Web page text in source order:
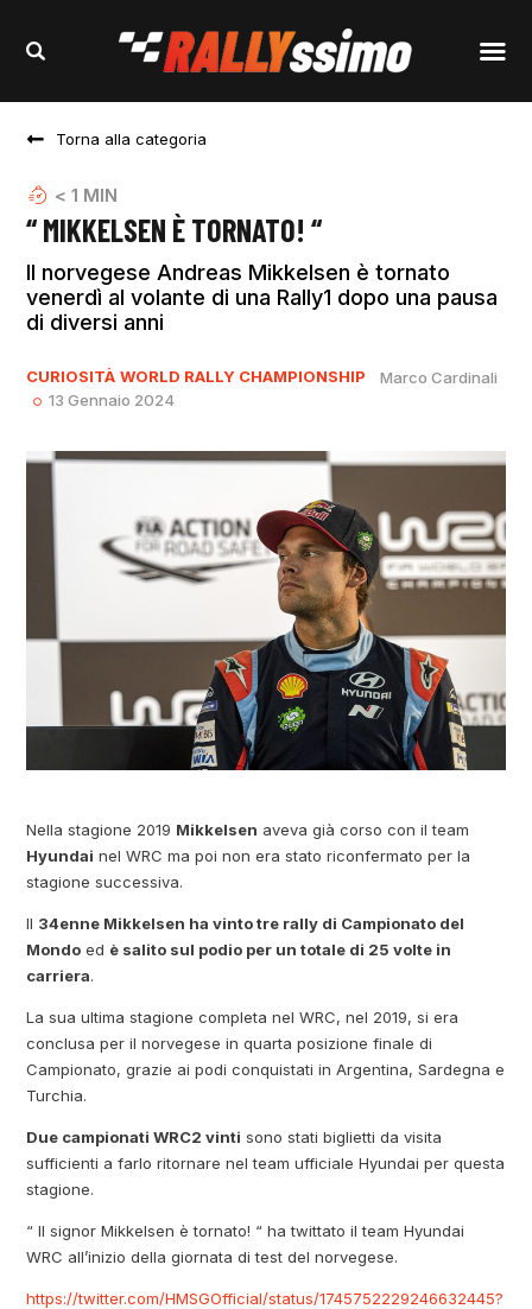
Torna alla categoria
< 1 MIN
“ MIKKELSEN È TORNATO! “
Il norvegese Andreas Mikkelsen è tornato
venerdì al volante di una Rally1 dopo una pausa
di diversi anni
CURIOSITÀ WORLD RALLY CHAMPIONSHIP
Marco Cardinali
13 Gennaio 2024
Nella stagione 2019 Mikkelsen aveva già corso con il team
Hyundai nel WRC ma poi non era stato riconfermato per la
stagione successiva.
Il 34enne Mikkelsen ha vinto tre rally di Campionato del
Mondo ed è salito sul podio per un totale di 25 volte in
carriera.
La sua ultima stagione completa nel WRC, nel 2019, si era
conclusa per il norvegese in quarta posizione finale di
Campionato, grazie ai podi conquistati in Argentina, Sardegna e
Turchia.
Due campionati WRC2 vinti sono stati biglietti da visita
sufficienti a farlo ritornare nel team ufficiale Hyundai per questa
stagione.
“ Il signor Mikkelsen è tornato! “ ha twittato il team Hyundai
WRC all’inizio della giornata di test del norvegese.
https://twitter.com/HMSGOfficial/status/1745752229246632445?